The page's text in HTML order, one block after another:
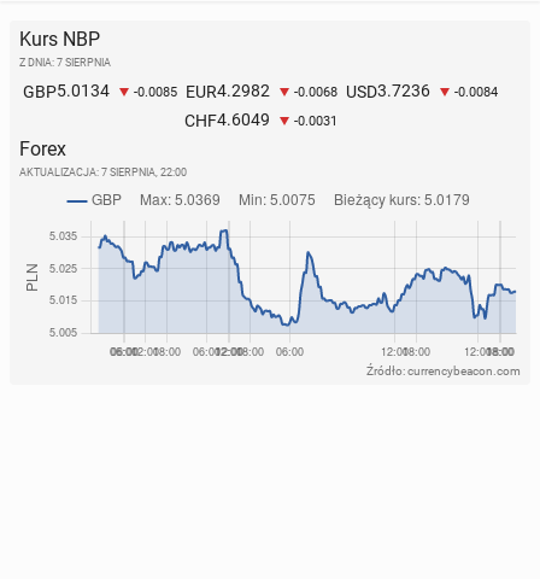
Kurs NBP
Z DNIA: 7 SIERPNIA
GBP5.0134 -0.0085 EUR4.2982 -0.0068 USD3.7236 -0.0084
CHF4.6049 -0.0031
Forex
AKTUALIZACJA: 7 SIERPNIA, 22:00
Źródło: currencybeacon.com